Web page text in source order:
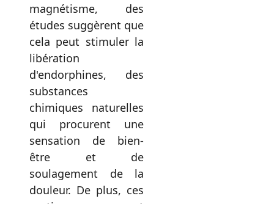
magnétisme, des
études suggèrent que
cela peut stimuler la
libération
d'endorphines, des
substances
chimiques naturelles
qui procurent une
sensation de bien-
être et de
soulagement de la
douleur. De plus, ces